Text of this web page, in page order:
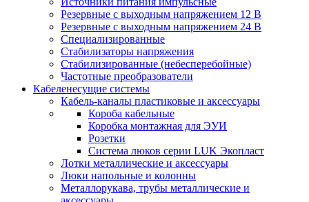
Резервные с выходным напряжением 12 В
Резервные с выходным напряжением 24 В
Специализированные
Стабилизаторы напряжения
Стабилизированные (небесперебойные)
Частотные преобразователи
Кабеленесущие системы
Кабель-каналы пластиковые и аксессуары
Короба кабельные
Коробка монтажная для ЭУИ
Розетки
Система люков серии LUK Экопласт
Лотки металлические и аксессуары
Люки напольные и колонны
Металлорукава, трубы металлические и